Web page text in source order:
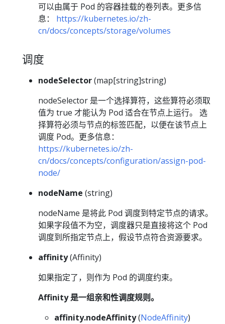
可以由属于 Pod 的容器挂载的卷列表。更多信
息： https://kubernetes.io/zh-
cn/docs/concepts/storage/volumes
调度
nodeSelector(map[string]string)
nodeSelector 是一个选择算符，这些算符必须取
值为 true 才能认为 Pod 适合在节点上运行。 选
择算符必须与节点的标签匹配，以便在该节点上
调度 Pod。更多信息：
https://kubernetes.io/zh-
cn/docs/concepts/configuration/assign-pod-
node/
nodeName (string)
nodeName 是将此 Pod 调度到特定节点的请求。
如果字段值不为空，调度器只是直接将这个 Pod
调度到所指定节点上，假设节点符合资源要求。
affinity(Affinity)
如果指定了，则作为 Pod 的调度约束。
Affinity 是一组亲和性调度规则。
affinity.nodeAffinity(NodeAffinity)